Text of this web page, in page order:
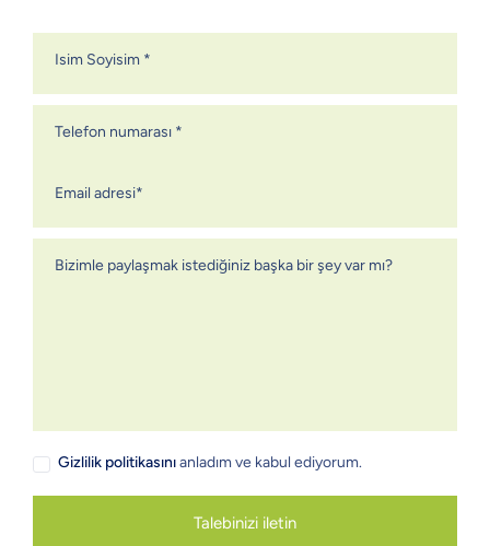
Isim Soyisim *
Telefon numarası *
Email adresi*
Bizimle paylaşmak istediğiniz başka bir şey var mı?
Gizlilik politikasınıanladım ve kabul ediyorum.